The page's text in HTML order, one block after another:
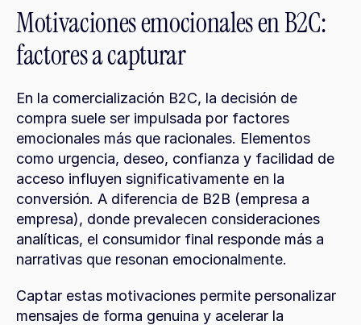
Motivaciones emocionales en B2C:
factores a capturar
En la comercialización B2C, la decisión de
compra suele ser impulsada por factores
emocionales más que racionales. Elementos
como urgencia, deseo, confianza y facilidad de
acceso influyen significativamente en la
conversión. A diferencia de B2B (empresa a
empresa), donde prevalecen consideraciones
analíticas, el consumidor final responde más a
narrativas que resonan emocionalmente.
Captar estas motivaciones permite personalizar
mensajes de forma genuina y acelerar la